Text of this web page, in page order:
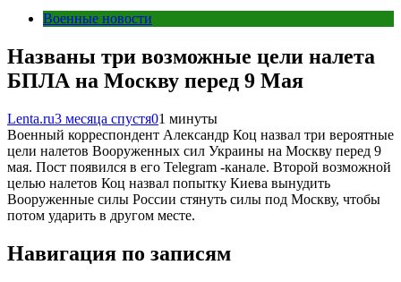
Военные новости
Названы три возможные цели налета
БПЛА на Москву перед 9 Мая
Lenta.ru3 месяца спустя01 минуты
Военный корреспондент Александр Коц назвал три вероятные
цели налетов Вооруженных сил Украины на Москву перед 9
мая. Пост появился в его Telegram -канале. Второй возможной
целью налетов Коц назвал попытку Киева вынудить
Вооруженные силы России стянуть силы под Москву, чтобы
потом ударить в другом месте.
Навигация по записям